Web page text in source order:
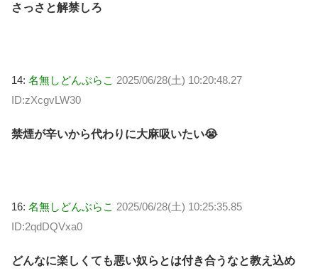
さっさと解禁しろ
14: 名無しどんぶらこ 2025/06/28(土) 10:20:48.27
ID:zXcgvLW30
禁煙が辛いから代わりに大麻吸いたい😭
16: 名無しどんぶらこ 2025/06/28(土) 10:25:35.85
ID:2qdDQVxa0
どんなに楽しくても悪い奴らとは付き合うなと教え込め